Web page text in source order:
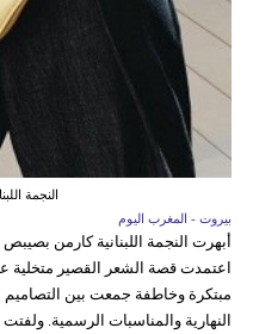
النجمة
بيروت - المغرب اليوم
أبهرت النجمة اللبنانية كارمن
اعتمدت قصة الشعر القصير متخلية
مبتكرة وخاطفة جمعت بين التصاميم
النهارية والمناسبات الرسمية.